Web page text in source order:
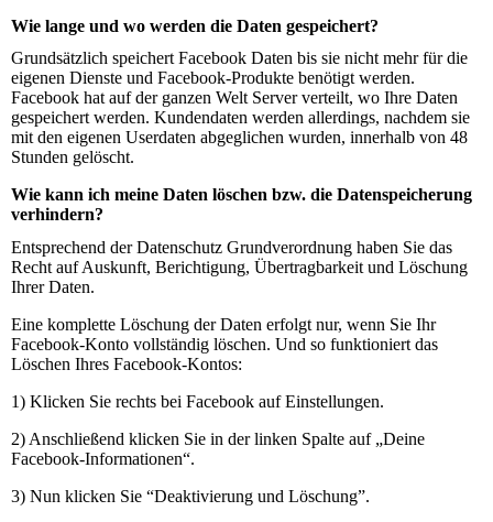
Wie lange und wo werden die Daten gespeichert?
Grundsätzlich speichert Facebook Daten bis sie nicht mehr für die
eigenen Dienste und Facebook-Produkte benötigt werden.
Facebook hat auf der ganzen Welt Server verteilt, wo Ihre Daten
gespeichert werden. Kundendaten werden allerdings, nachdem sie
mit den eigenen Userdaten abgeglichen wurden, innerhalb von 48
Stunden gelöscht.
Wie kann ich meine Daten löschen bzw. die Datenspeicherung
verhindern?
Entsprechend der Datenschutz Grundverordnung haben Sie das
Recht auf Auskunft, Berichtigung, Übertragbarkeit und Löschung
Ihrer Daten.
Eine komplette Löschung der Daten erfolgt nur, wenn Sie Ihr
Facebook-Konto vollständig löschen. Und so funktioniert das
Löschen Ihres Facebook-Kontos:
1) Klicken Sie rechts bei Facebook auf Einstellungen.
2) Anschließend klicken Sie in der linken Spalte auf „Deine
Facebook-Informationen“.
3) Nun klicken Sie “Deaktivierung und Löschung”.